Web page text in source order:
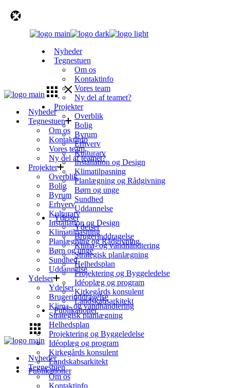
Nyheder
Tegnestuen
Om os
Kontaktinfo
Vores team
Ny del af teamet?
Projekter
Overblik
Bolig
Byrum
Erhverv
Kulturarv
Installation og Design
Klimatilpasning
Planlægning og Rådgivning
Børn og unge
Sundhed
Uddannelse
Ydelser
Ydelser
Brugerinddragelse
Klima- og vandhåndtering
Strategisk planlægning
Helhedsplan
Projektering og Byggeledelse
Idéoplæg og program
Kirkegårds konsulent
Landskabsarkitekt
Publikationer
Nyheder
Tegnestuen
Om os
Kontaktinfo
Nyheder
Tegnestuen
Om os
Kontaktinfo
Vores team
Ny del af teamet?
Projekter
Overblik
Bolig
Byrum
Erhverv
Kulturarv
Installation og Design
Klimatilpasning
Planlægning og Rådgivning
Børn og unge
Sundhed
Uddannelse
Ydelser
Ydelser
Brugerinddragelse
Klima- og vandhåndtering
Strategisk planlægning
Helhedsplan
Projektering og Byggeledelse
Idéoplæg og program
Kirkegårds konsulent
Landskabsarkitekt
Publikationer